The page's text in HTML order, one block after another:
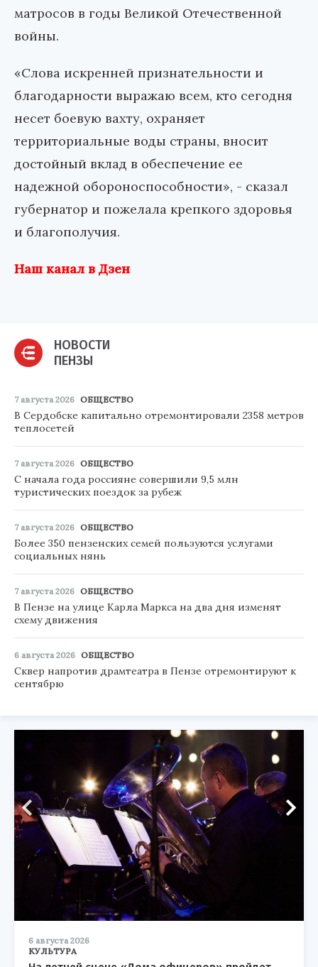
матросов в годы Великой Отечественной
войны.
«Слова искренней признательности и
благодарности выражаю всем, кто сегодня
несет боевую вахту, охраняет
территориальные воды страны, вносит
достойный вклад в обеспечение ее
надежной обороноспособности», - сказал
губернатор и пожелала крепкого здоровья
и благополучия.
Наш канал в Дзен
НОВОСТИ
ПЕНЗЫ
7 августа 2026 ОБЩЕСТВО
В Сердобске капитально отремонтировали 2358 метров
теплосетей
7 августа 2026 ОБЩЕСТВО
С начала года россияне совершили 9,5 млн
туристических поездок за рубеж
7 августа 2026 ОБЩЕСТВО
Более 350 пензенских семей пользуются услугами
социальных нянь
7 августа 2026 ОБЩЕСТВО
В Пензе на улице Карла Маркса на два дня изменят
схему движения
6 августа 2026 ОБЩЕСТВО
Сквер напротив драмтеатра в Пензе отремонтируют к
сентябрю
6 августа 2026
КУЛЬТУРА